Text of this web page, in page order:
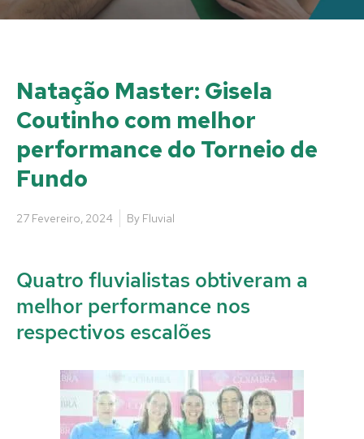
Natação Master: Gisela
Coutinho com melhor
performance do Torneio de
Fundo
27 Fevereiro, 2024 By Fluvial
Quatro fluvialistas obtiveram a
melhor performance nos
respectivos escalões